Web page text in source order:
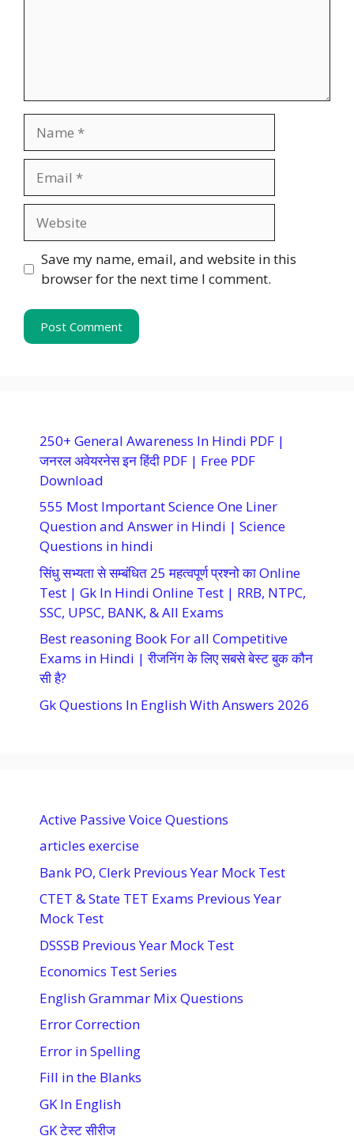
Save my name, email, and website in this
browser for the next time I comment.
250+ General Awareness In Hindi PDF |
जनरल अवेयरनेस इन हिंदी PDF | Free PDF
Download
555 Most Important Science One Liner
Question and Answer in Hindi | Science
Questions in hindi
सिंधु सभ्यता से सम्बंधित 25 महत्वपूर्ण प्रश्नो का Online
Test | Gk In Hindi Online Test | RRB, NTPC,
SSC, UPSC, BANK, & All Exams
Best reasoning Book For all Competitive
Exams in Hindi | रीजनिंग के लिए सबसे बेस्ट बुक कौन
सी है?
Gk Questions In English With Answers 2026
Active Passive Voice Questions
articles exercise
Bank PO, Clerk Previous Year Mock Test
CTET & State TET Exams Previous Year
Mock Test
DSSSB Previous Year Mock Test
Economics Test Series
English Grammar Mix Questions
Error Correction
Error in Spelling
Fill in the Blanks
GK In English
GK टेस्ट सीरीज